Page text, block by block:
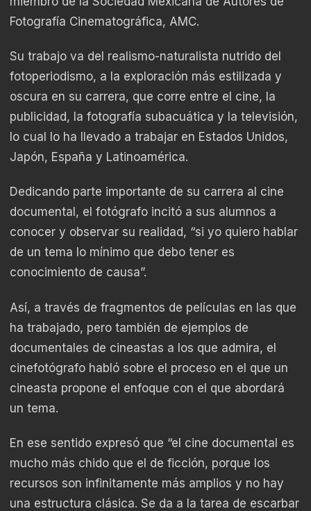
Fotografía Cinematográfica, AMC.
Su trabajo va del realismo-naturalista nutrido del
fotoperiodismo, a la exploración más estilizada y
oscura en su carrera, que corre entre el cine, la
publicidad, la fotografía subacuática y la televisión,
lo cual lo ha llevado a trabajar en Estados Unidos,
Japón, España y Latinoamérica.
Dedicando parte importante de su carrera al cine
documental, el fotógrafo incitó a sus alumnos a
conocer y observar su realidad, “si yo quiero hablar
de un tema lo mínimo que debo tener es
conocimiento de causa”.
Así, a través de fragmentos de películas en las que
ha trabajado, pero también de ejemplos de
documentales de cineastas a los que admira, el
cinefotógrafo habló sobre el proceso en el que un
cineasta propone el enfoque con el que abordará
un tema.
En ese sentido expresó que “el cine documental es
mucho más chido que el de ficción, porque los
recursos son infinitamente más amplios y no hay
una estructura clásica. Se da a la tarea de escarbar